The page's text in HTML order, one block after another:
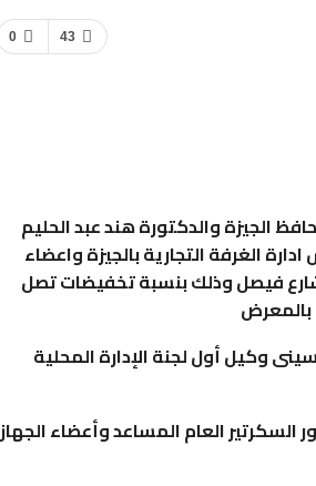
0 43
الجيزة والدكتورة هند عبد الحليم
الغرفة التجارية بالجيزة واعضاء
فيصل وذلك بنسبة تخفيضات تصل
وكيل أول لجنة الإدارة المحلية
السكرتير العام المساعد وأعضاء الجهاز